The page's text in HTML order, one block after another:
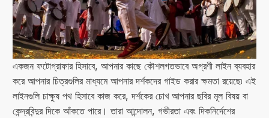
একজন ফটোগ্রাফার হিসাবে, আপনার কাছে কৌশলগতভাবে অগ্রণী লাইন ব্যবহার
করে আপনার চিত্রগুলির মাধ্যমে আপনার দর্শকদের গাইড করার ক্ষমতা রয়েছে৷ এই
লাইনগুলি চাক্ষুষ পথ হিসাবে কাজ করে, দর্শকের চোখ আপনার ছবির মূল বিষয় বা
কেন্দ্রবিন্দুর দিকে আঁকতে পারে। তারা আন্দোলন, গভীরতা এবং দিকনির্দেশের